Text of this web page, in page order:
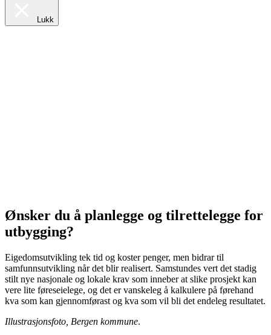
Lukk
Ønsker du å planlegge og tilrettelegge for
utbygging?
Eigedomsutvikling tek tid og koster penger, men bidrar til
samfunnsutvikling når det blir realisert. Samstundes vert det stadig
stilt nye nasjonale og lokale krav som inneber at slike prosjekt kan
vere lite føreseielege, og det er vanskeleg å kalkulere på førehand
kva som kan gjennomførast og kva som vil bli det endeleg resultatet.
Illustrasjonsfoto, Bergen kommune.